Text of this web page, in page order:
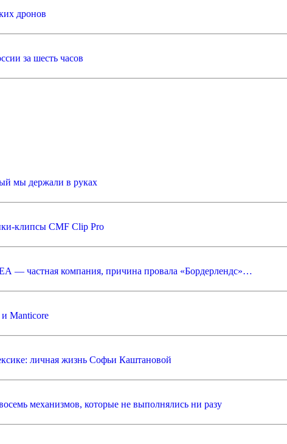
дронов
за шесть часов
мы держали в руках
клипсы CMF Clip Pro
— частная компания, причина провала «Бордерлендс»…
Manticore
личная жизнь Софьи Каштановой
механизмов, которые не выполнялись ни разу